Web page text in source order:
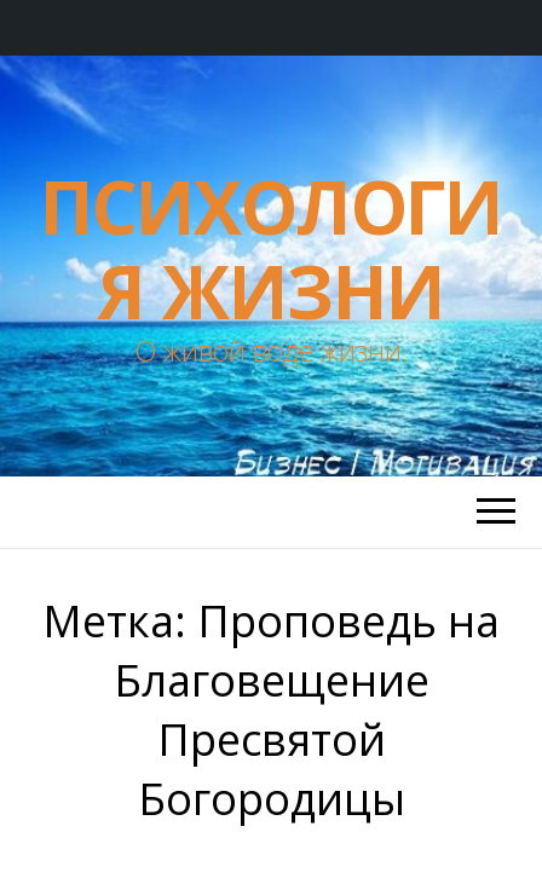
ПСИХОЛОГИ
Я ЖИЗНИ
О живой воде жизни.
Метка: Проповедь на
Благовещение
Пресвятой
Богородицы